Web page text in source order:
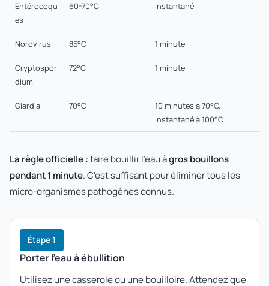
Entérocoqu
es
60-70°C Instantané
Norovirus 85°C 1 minute
Cryptospori
dium
72°C 1 minute
Giardia 70°C
10 minutes à 70°C,
instantané à 100°C
La règle officielle :faire bouillir l'eau àgros bouillons
pendant 1 minute. C'est suffisant pour éliminer tous les
micro-organismes pathogènes connus.
Étape 1
Porter l'eau à ébullition
Utilisez une casserole ou une bouilloire. Attendez que